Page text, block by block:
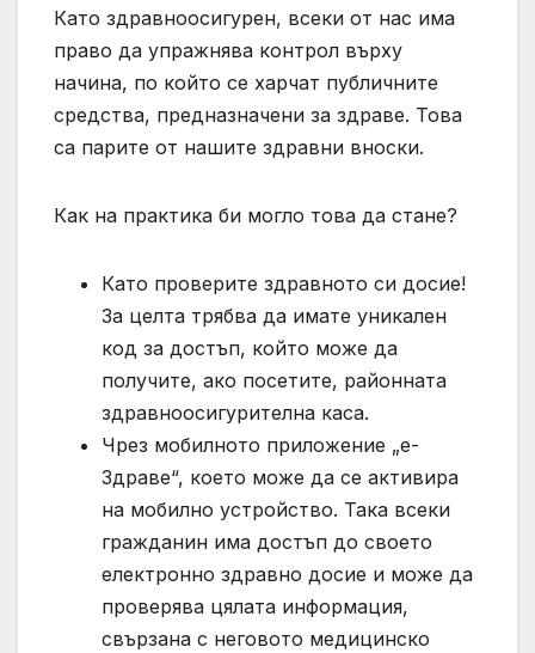
Като здравноосигурен, всеки от нас има
право да упражнява контрол върху
начина, по който се харчат публичните
средства, предназначени за здраве. Това
са парите от нашите здравни вноски.
Как на практика би могло това да стане?
Като проверите здравното си досие!
За целта трябва да имате уникален
код за достъп, който може да
получите, ако посетите, районната
здравноосигурителна каса.
Чрез мобилното приложение „е-
Здраве“, което може да се активира
на мобилно устройство. Така всеки
гражданин има достъп до своето
електронно здравно досие и може да
проверява цялата информация,
свързана с неговото медицинско